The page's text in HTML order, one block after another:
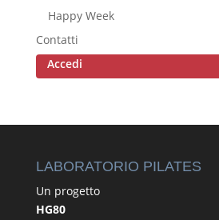
Happy Week
Contatti
Accedi
LABORATORIO PILATES
Un progetto
HG80